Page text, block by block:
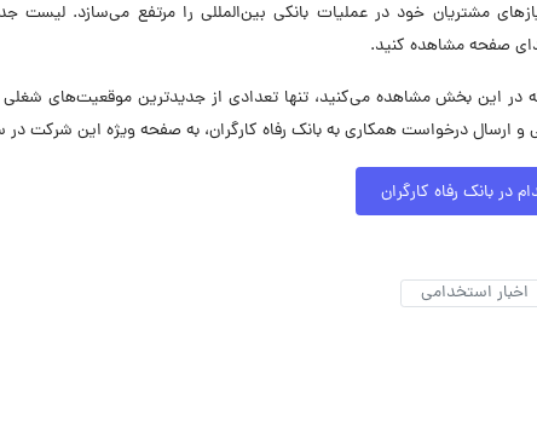
مشتریان خود در عملیات بانکی بین‌المللی را مرتفع می‌سازد. لیست
صفحه مشاهده کنید.
این بخش مشاهده می‌کنید، تنها تعدادی از جدیدترین موقعیت‌های شغلی
ارسال درخواست همکاری به بانک رفاه کارگران، به صفحه ویژه این شرکت
بانک رفاه کارگران
اخبار استخدامی